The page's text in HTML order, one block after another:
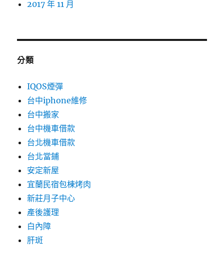
2017 年 11 月
分類
IQOS煙彈
台中iphone維修
台中搬家
台中機車借款
台北機車借款
台北當鋪
安定新屋
宜蘭民宿包棟烤肉
新莊月子中心
產後護理
白內障
肝斑